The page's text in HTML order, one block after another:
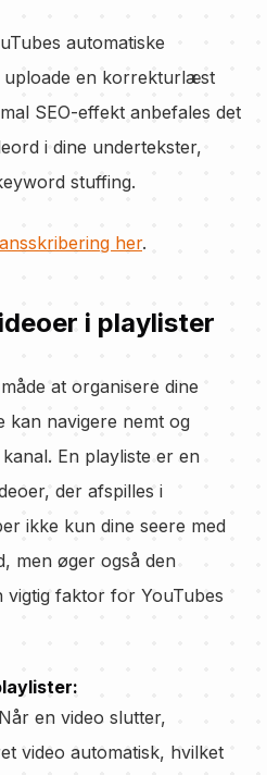
automatiske
en korrekturlæst
SEO-effekt anbefales det
i dine undertekster,
stuffing.
her.
i playlister
at organisere dine
kan navigere nemt og
En playliste er en
der afspilles i
ikke kun dine seere med
men øger også den
vigtig faktor for YouTubes
en video slutter,
video automatisk, hvilket